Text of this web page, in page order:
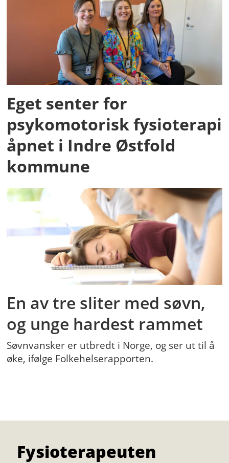
Eget senter for
psykomotorisk fysioterapi
åpnet i Indre Østfold
kommune
En av tre sliter med søvn,
og unge hardest rammet
Søvnvansker er utbredt i Norge, og ser ut til å
øke, ifølge Folkehelserapporten.
Fysioterapeuten